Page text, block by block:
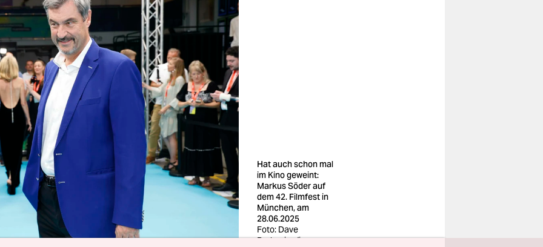
Hat auch schon mal
im Kino geweint:
Markus Söder auf
dem 42. Filmfest in
München, am
28.06.2025
Foto: Dave
Bedrosian/imago